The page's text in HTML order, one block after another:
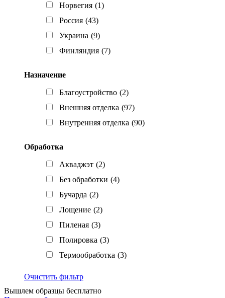
Норвегия (1)
Россия (43)
Украина (9)
Финляндия (7)
Назначение
Благоустройство (2)
Внешняя отделка (97)
Внутренняя отделка (90)
Обработка
Акваджэт (2)
Без обработки (4)
Бучарда (2)
Лощение (2)
Пиленая (3)
Полировка (3)
Термообработка (3)
Очистить фильтр
Вышлем образцы бесплатно